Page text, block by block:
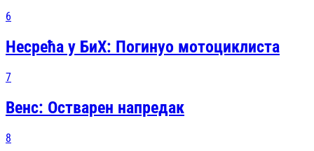
6
Несрећа у БиХ: Погинуо мотоциклиста
7
Венс: Остварен напредак
8